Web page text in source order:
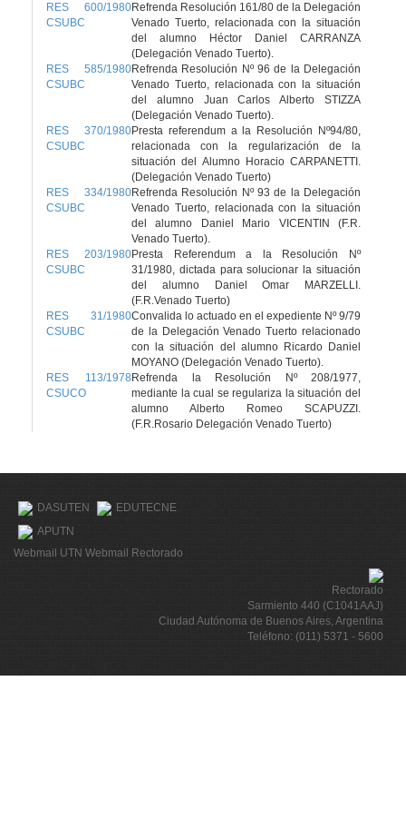
RES 600/1980
CSUBC
Refrenda Resolución 161/80 de la Delegación
Venado Tuerto, relacionada con la situación
del alumno Héctor Daniel CARRANZA
(Delegación Venado Tuerto).
RES 585/1980
CSUBC
Refrenda Resolución Nº 96 de la Delegación
Venado Tuerto, relacionada con la situación
del alumno Juan Carlos Alberto STIZZA
(Delegación Venado Tuerto).
RES 370/1980
CSUBC
Presta referendum a la Resolución Nº94/80,
relacionada con la regularización de la
situación del Alumno Horacio CARPANETTI.
(Delegación Venado Tuerto)
RES 334/1980
CSUBC
Refrenda Resolución Nº 93 de la Delegación
Venado Tuerto, relacionada con la situación
del alumno Daniel Mario VICENTIN (F.R.
Venado Tuerto).
RES 203/1980
CSUBC
Presta Referendum a la Resolución Nº
31/1980, dictada para solucionar la situación
del alumno Daniel Omar MARZELLI.
(F.R.Venado Tuerto)
RES 31/1980
CSUBC
Convalida lo actuado en el expediente Nº 9/79
de la Delegación Venado Tuerto relacionado
con la situación del alumno Ricardo Daniel
MOYANO (Delegación Venado Tuerto).
RES 113/1978
CSUCO
Refrenda la Resolución Nº 208/1977,
mediante la cual se regulariza la situación del
alumno Alberto Romeo SCAPUZZI.
(F.R.Rosario Delegación Venado Tuerto)
DASUTEN
EDUTECNE
APUTN
Webmail UTN Webmail Rectorado
Rectorado
Sarmiento 440 (C1041AAJ)
Ciudad Autónoma de Buenos Aires, Argentina
Teléfono: (011) 5371 - 5600